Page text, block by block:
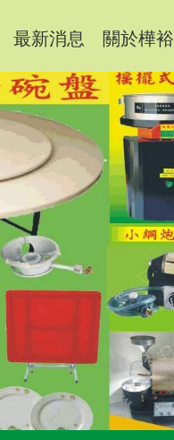
最新消息 關於樺裕